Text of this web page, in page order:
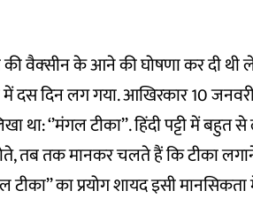
की वैक्‍सीन के आने की घोषणा कर दी
दस दिन लग गया. आखिरकार 10
‘’मंगल टीका’’. हिंदी पट्टी में बहुत
तब तक मानकर चलते हैं कि टीका
का प्रयोग शायद इसी मानसिकता